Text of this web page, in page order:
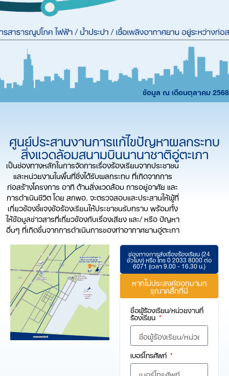
ข้อมูล ณ เดือนตุลาคม 2568
ศูนย์ประสานงานการแก้ไขปัญหาผลกระทบ
สิ่งแวดล้อมสนามบินนานาชาติอู่ตะเภา
เป็นช่องทางหลักในการจัดการเรื่องร้องเรียนจากประชาชน
และหน่วยงานในพื้นที่ซึ่งได้รับผลกระทบ ที่เกิดจากการ
ก่อสร้างโครงการ อาทิ ด้านสิ่งแวดล้อม การอยู่อาศัย และ
การดำเนินชีวิต โดย สกพอ. จะตรวจสอบและประสานให้ผู้ที่
เกี่ยวข้องชี้แจงข้อร้องเรียนให้ประชาชนรับทราบ พร้อมทั้ง
ให้ข้อมูลข่าวสารที่เกี่ยวข้องกับเรื่องเสียง และ/ หรือ ปัญหา
อื่นๆ ที่เกิดขึ้นจากการดำเนินการของท่าอากาศยานอู่ตะเภา
ช่องทางการส่งเรื่องร้องเรียน (24
ชั่วโมง) หรือ โทร 0 2033 8000 ต่อ
6071 (เวลา 9.00 - 16.30 น.)
หากไม่ประสงค์ออกนามก
รุณาคลิ๊กที่นี่
ชื่อผู้ร้องเรียน/หน่วยงานที่
ร้องเรียน
เบอร์โทรศัพท์